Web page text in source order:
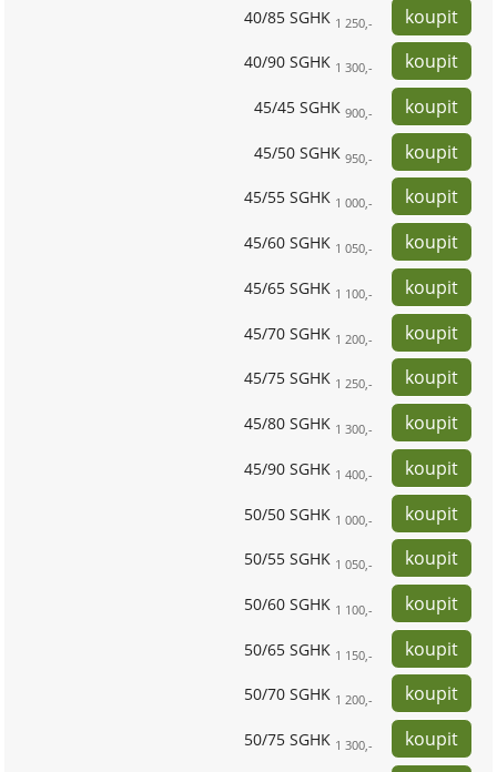
40/85 SGHK 1 250,-
40/90 SGHK 1 300,-
45/45 SGHK 900,-
45/50 SGHK 950,-
45/55 SGHK 1 000,-
45/60 SGHK 1 050,-
45/65 SGHK 1 100,-
45/70 SGHK 1 200,-
45/75 SGHK 1 250,-
45/80 SGHK 1 300,-
45/90 SGHK 1 400,-
50/50 SGHK 1 000,-
50/55 SGHK 1 050,-
50/60 SGHK 1 100,-
50/65 SGHK 1 150,-
50/70 SGHK 1 200,-
50/75 SGHK 1 300,-